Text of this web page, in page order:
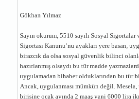
Gökhan Yılmaz
Sayın okurum, 5510 sayılı Sosyal Sigortalar
Sigortası Kanunu’nu ayakları yere basan,
birazcık da olsa sosyal güvenlik bilinci
hazırlanmış olsaydı bu tür madde
uygulamadan bihaber olduklarından bu tür
Ancak, uygulanması mümkün değil.
birisine ocak ayında 2 maaş yani 6000 lira